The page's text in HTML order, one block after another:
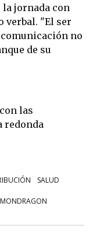
jornada con
verbal. "El ser
no
de su
las
redonda
SALUD